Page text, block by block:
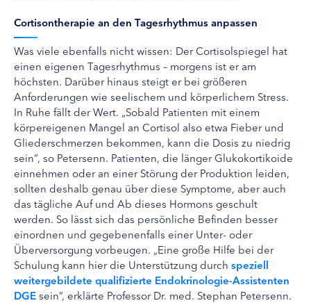
Cortisontherapie an den Tagesrhythmus anpassen
Was viele ebenfalls nicht wissen: Der Cortisolspiegel hat
einen eigenen Tagesrhythmus – morgens ist er am
höchsten. Darüber hinaus steigt er bei größeren
Anforderungen wie seelischem und körperlichem Stress.
In Ruhe fällt der Wert. „Sobald Patienten mit einem
körpereigenen Mangel an Cortisol also etwa Fieber und
Gliederschmerzen bekommen, kann die Dosis zu niedrig
sein“, so Petersenn. Patienten, die länger Glukokortikoide
einnehmen oder an einer Störung der Produktion leiden,
sollten deshalb genau über diese Symptome, aber auch
das tägliche Auf und Ab dieses Hormons geschult
werden. So lässt sich das persönliche Befinden besser
einordnen und gegebenenfalls einer Unter- oder
Überversorgung vorbeugen. „Eine große Hilfe bei der
Schulung kann hier die Unterstützung durch speziell
weitergebildete qualifizierte Endokrinologie-Assistenten
DGEsein”, erklärte Professor Dr. med. Stephan Petersenn.